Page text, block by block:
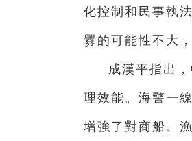
化控制和民事執
釁的可能性不大
成漢平指出
理效能。海警一
增強了對商船、